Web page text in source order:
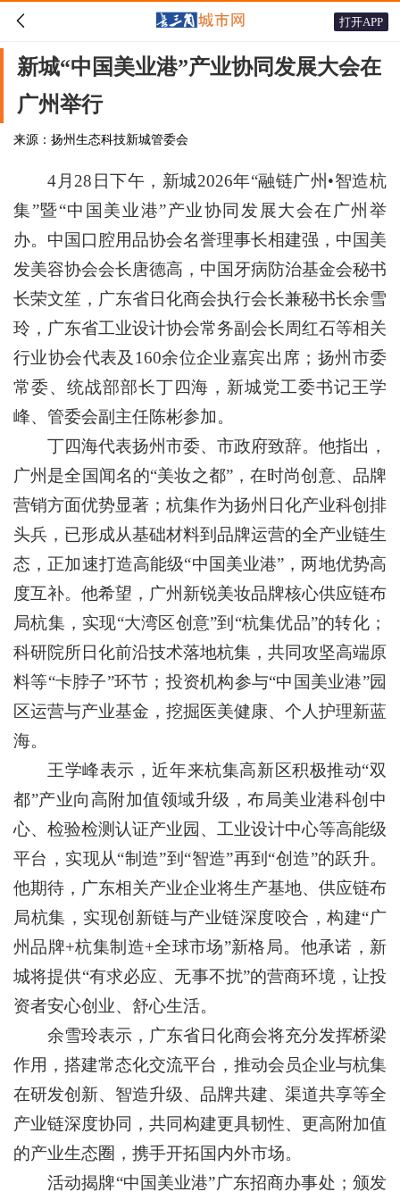
 打开APP
新城“中国美业港”产业协同发展大会在
广州举行
来源：扬州生态科技新城管委会
4月28日下午，新城2026年“融链广州•智造杭
集”暨“中国美业港”产业协同发展大会在广州举
办。中国口腔用品协会名誉理事长相建强，中国美
发美容协会会长唐德高，中国牙病防治基金会秘书
长荣文笙，广东省日化商会执行会长兼秘书长余雪
玲，广东省工业设计协会常务副会长周红石等相关
行业协会代表及160余位企业嘉宾出席；扬州市委
常委、统战部部长丁四海，新城党工委书记王学
峰、管委会副主任陈彬参加。
丁四海代表扬州市委、市政府致辞。他指出，
广州是全国闻名的“美妆之都”，在时尚创意、品牌
营销方面优势显著；杭集作为扬州日化产业科创排
头兵，已形成从基础材料到品牌运营的全产业链生
态，正加速打造高能级“中国美业港”，两地优势高
度互补。他希望，广州新锐美妆品牌核心供应链布
局杭集，实现“大湾区创意”到“杭集优品”的转化；
科研院所日化前沿技术落地杭集，共同攻坚高端原
料等“卡脖子”环节；投资机构参与“中国美业港”园
区运营与产业基金，挖掘医美健康、个人护理新蓝
海。
王学峰表示，近年来杭集高新区积极推动“双
都”产业向高附加值领域升级，布局美业港科创中
心、检验检测认证产业园、工业设计中心等高能级
平台，实现从“制造”到“智造”再到“创造”的跃升。
他期待，广东相关产业企业将生产基地、供应链布
局杭集，实现创新链与产业链深度咬合，构建“广
州品牌+杭集制造+全球市场”新格局。他承诺，新
城将提供“有求必应、无事不扰”的营商环境，让投
资者安心创业、舒心生活。
余雪玲表示，广东省日化商会将充分发挥桥梁
作用，搭建常态化交流平台，推动会员企业与杭集
在研发创新、智造升级、品牌共建、渠道共享等全
产业链深度协同，共同构建更具韧性、更高附加值
的产业生态圈，携手开拓国内外市场。
活动揭牌“中国美业港”广东招商办事处；颁发